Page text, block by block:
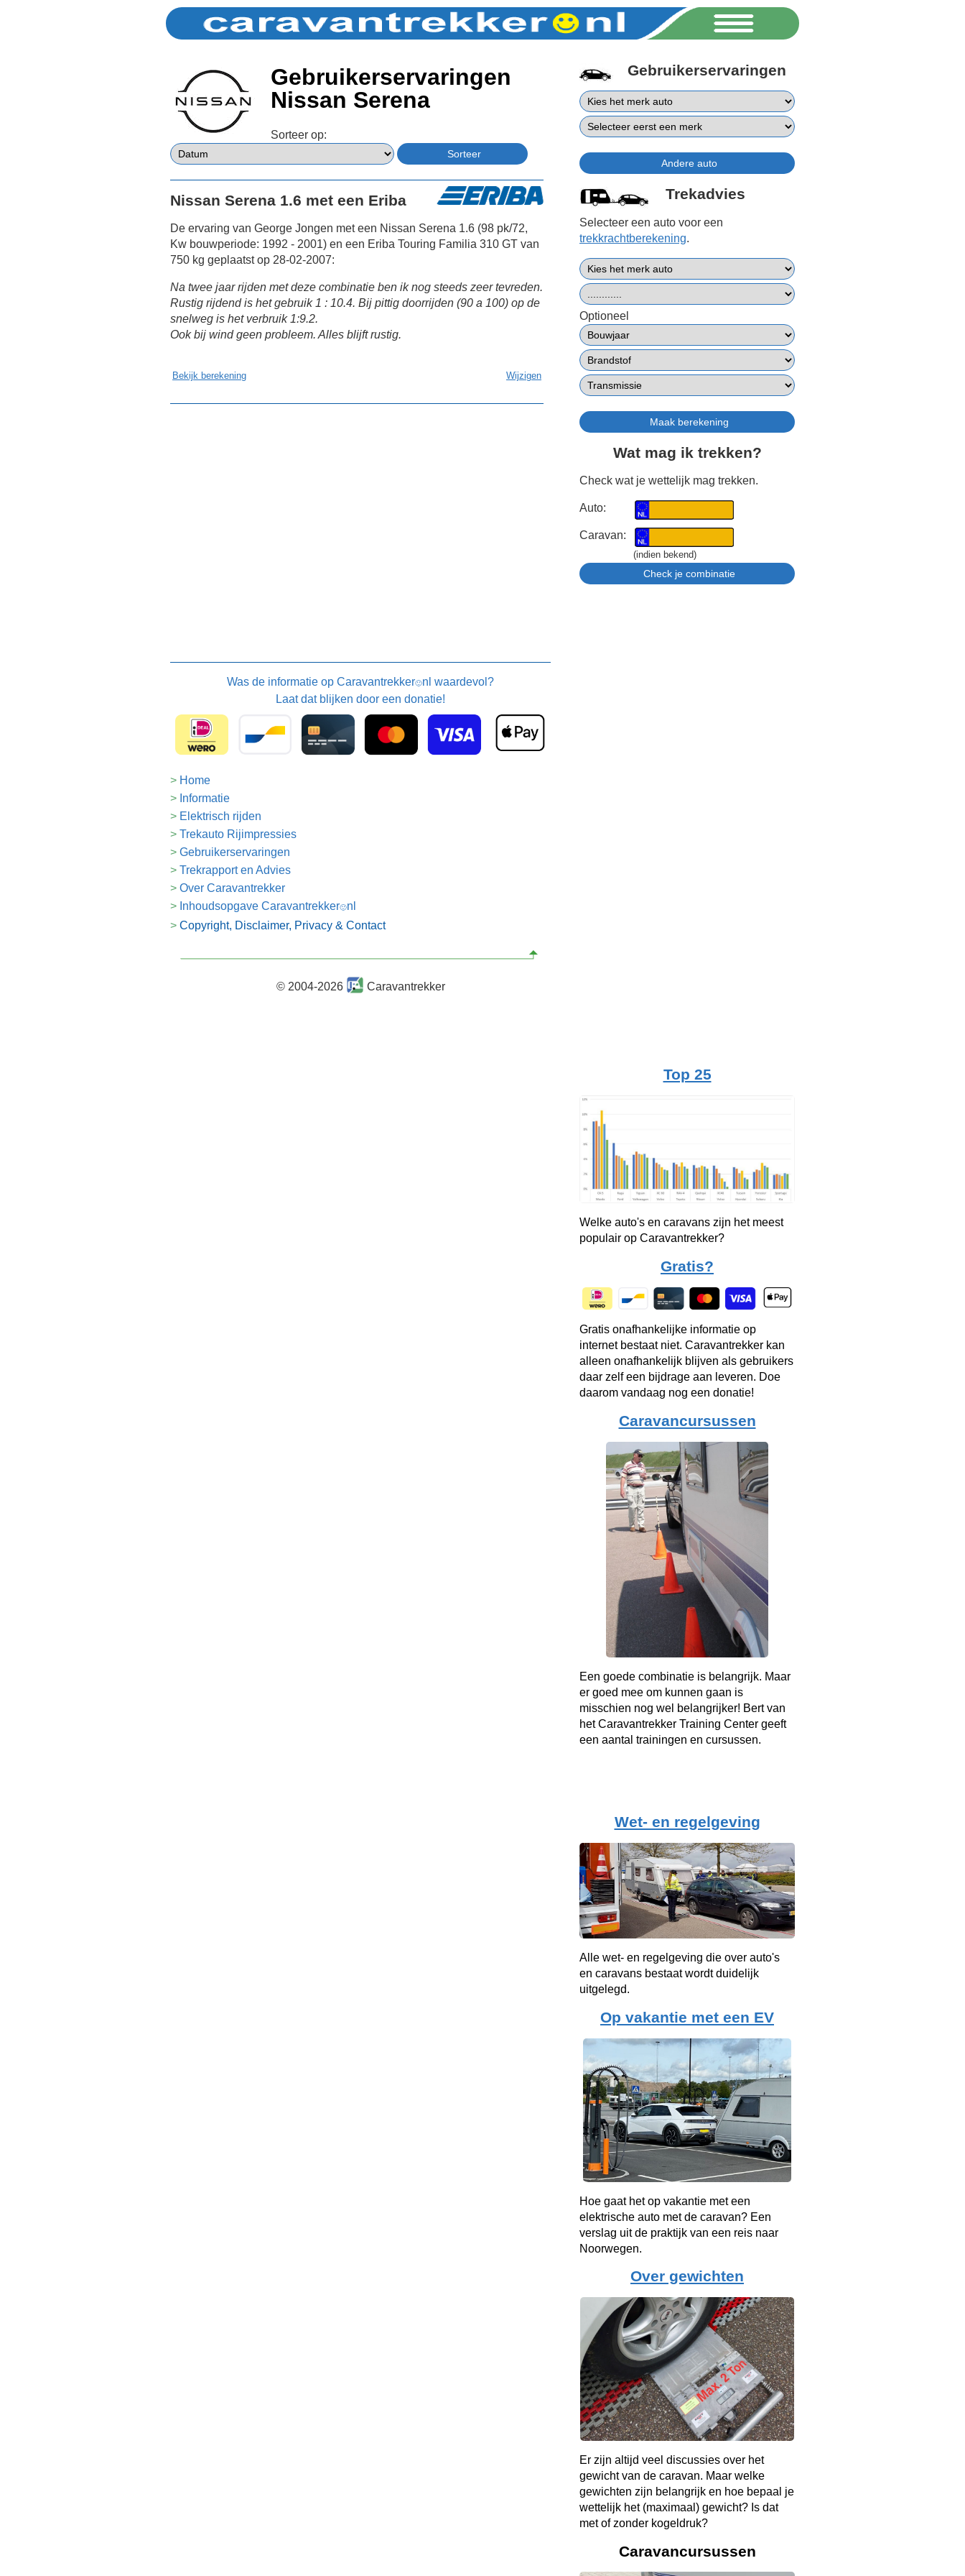
Gebruikerservaringen
Nissan Serena
Sorteer op:
Nissan Serena 1.6 met een Eriba
De ervaring van George Jongen met een Nissan Serena 1.6 (98 pk/72,
Kw bouwperiode: 1992 - 2001) en een Eriba Touring Familia 310 GT van
750 kg geplaatst op 28-02-2007:
Na twee jaar rijden met deze combinatie ben ik nog steeds zeer tevreden.
Rustig rijdend is het gebruik 1 : 10.4. Bij pittig doorrijden (90 a 100) op de
snelweg is het verbruik 1:9.2.
Ook bij wind geen probleem. Alles blijft rustig.
Bekijk berekening Wijzigen
Gebruikerservaringen
Trekadvies
Selecteer een auto voor een
trekkrachtberekening.
Optioneel
Wat mag ik trekken?
Check wat je wettelijk mag trekken.
Auto:
Caravan:
(indien bekend)
Top 25
Welke auto's en caravans zijn het meest
populair op Caravantrekker?
Gratis?
Gratis onafhankelijke informatie op
internet bestaat niet. Caravantrekker kan
alleen onafhankelijk blijven als gebruikers
daar zelf een bijdrage aan leveren. Doe
daarom vandaag nog een donatie!
Caravancursussen
Een goede combinatie is belangrijk. Maar
er goed mee om kunnen gaan is
misschien nog wel belangrijker! Bert van
het Caravantrekker Training Center geeft
een aantal trainingen en cursussen.
Wet- en regelgeving
Alle wet- en regelgeving die over auto's
en caravans bestaat wordt duidelijk
uitgelegd.
Op vakantie met een EV
Hoe gaat het op vakantie met een
elektrische auto met de caravan? Een
verslag uit de praktijk van een reis naar
Noorwegen.
Over gewichten
Er zijn altijd veel discussies over het
gewicht van de caravan. Maar welke
gewichten zijn belangrijk en hoe bepaal je
wettelijk het (maximaal) gewicht? Is dat
met of zonder kogeldruk?
Caravancursussen
Was de informatie op Caravantrekker🙂nl waardevol?
Laat dat blijken door een donatie!
Home
Informatie
Elektrisch rijden
Trekauto Rijimpressies
Gebruikerservaringen
Trekrapport en Advies
Over Caravantrekker
Inhoudsopgave Caravantrekker🙂nl
Copyright, Disclaimer, Privacy & Contact
© 2004-2026 Caravantrekker